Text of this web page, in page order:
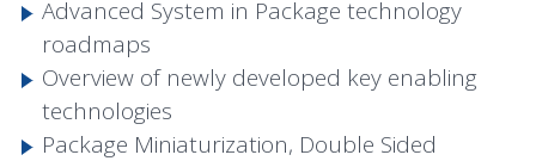
Advanced System in Package technology
roadmaps
Overview of newly developed key enabling
technologies
Package Miniaturization, Double Sided